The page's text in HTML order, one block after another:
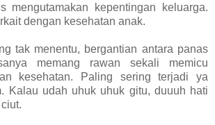
mengutamakan kepentingan keluarga.
dengan kesehatan anak.
tak menentu, bergantian antara panas
memang rawan sekali memicu
kesehatan. Paling sering terjadi ya
Kalau udah uhuk uhuk gitu, duuuh hati